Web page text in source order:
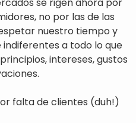
no por las de las
nuestro tiempo y
a todo lo que
intereses, gustos
falta de clientes (duh!)